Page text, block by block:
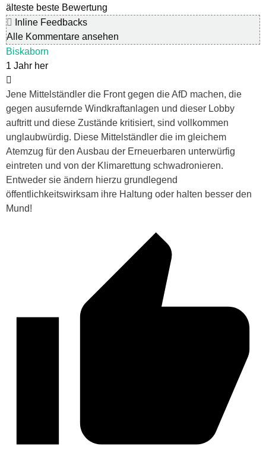
älteste beste Bewertung
Inline Feedbacks
Alle Kommentare ansehen
Biskaborn
1 Jahr her
Jene Mittelständler die Front gegen die AfD machen, die
gegen ausufernde Windkraftanlagen und dieser Lobby
auftritt und diese Zustände kritisiert, sind vollkommen
unglaubwürdig. Diese Mittelständler die im gleichem
Atemzug für den Ausbau der Erneuerbaren unterwürfig
eintreten und von der Klimarettung schwadronieren.
Entweder sie ändern hierzu grundlegend
öffentlichkeitswirksam ihre Haltung oder halten besser den
Mund!